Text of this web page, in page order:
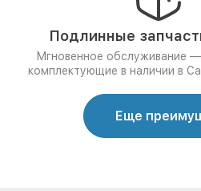
Подлинные
Мгновенное обслуживание
комплектующие в наличии в
Еще